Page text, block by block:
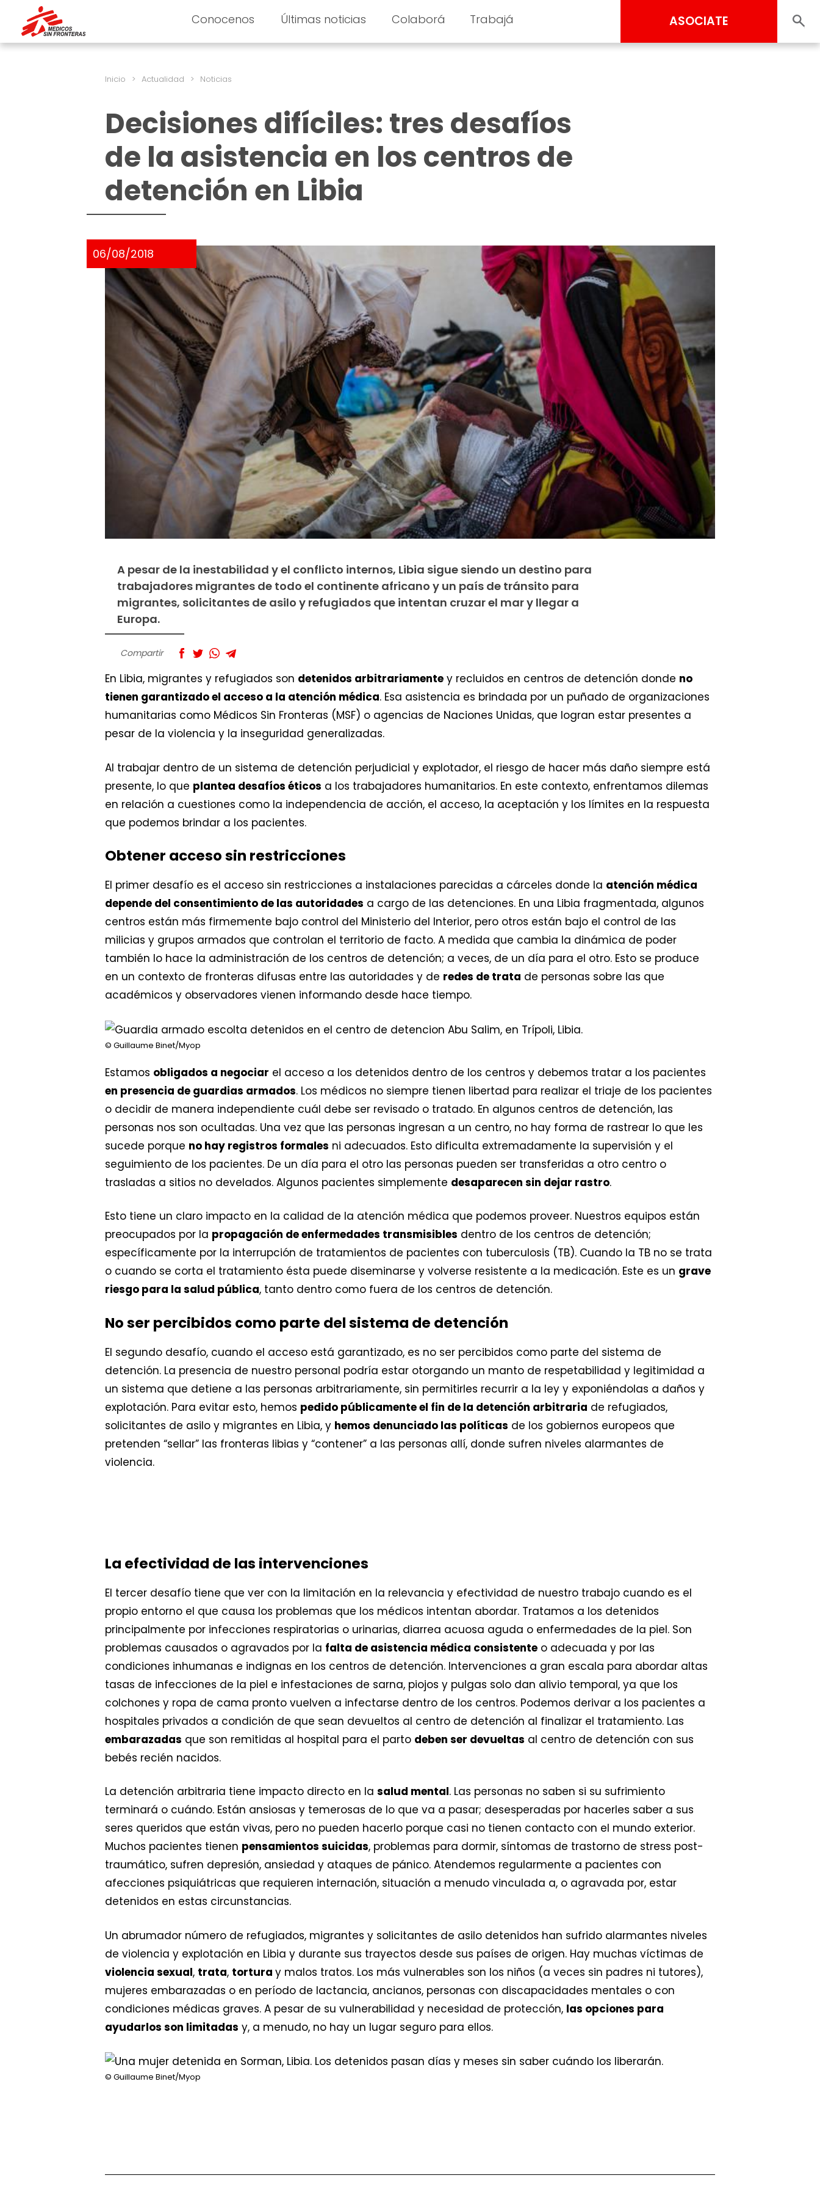
Conocenos Últimas noticias Colaborá Trabajá ASOCIATE
Inicio > Actualidad > Noticias
Decisiones difíciles: tres desafíos
de la asistencia en los centros de
detención en Libia
06/08/2018
A pesar de la inestabilidad y el conflicto internos, Libia sigue siendo un destino para
trabajadores migrantes de todo el continente africano y un país de tránsito para
migrantes, solicitantes de asilo y refugiados que intentan cruzar el mar y llegar a
Europa.
Compartir
En Libia, migrantes y refugiados son detenidos arbitrariamente y recluidos en centros de detención donde no
tienen garantizado el acceso a la atención médica. Esa asistencia es brindada por un puñado de organizaciones
humanitarias como Médicos Sin Fronteras (MSF) o agencias de Naciones Unidas, que logran estar presentes a
pesar de la violencia y la inseguridad generalizadas.
Al trabajar dentro de un sistema de detención perjudicial y explotador, el riesgo de hacer más daño siempre está
presente, lo que plantea desafíos éticos a los trabajadores humanitarios. En este contexto, enfrentamos dilemas
en relación a cuestiones como la independencia de acción, el acceso, la aceptación y los límites en la respuesta
que podemos brindar a los pacientes.
Obtener acceso sin restricciones
El primer desafío es el acceso sin restricciones a instalaciones parecidas a cárceles donde la atención médica
depende del consentimiento de las autoridades a cargo de las detenciones. En una Libia fragmentada, algunos
centros están más firmemente bajo control del Ministerio del Interior, pero otros están bajo el control de las
milicias y grupos armados que controlan el territorio de facto. A medida que cambia la dinámica de poder
también lo hace la administración de los centros de detención; a veces, de un día para el otro. Esto se produce
en un contexto de fronteras difusas entre las autoridades y de redes de trata de personas sobre las que
académicos y observadores vienen informando desde hace tiempo.
© Guillaume Binet/Myop
Estamos obligados a negociar el acceso a los detenidos dentro de los centros y debemos tratar a los pacientes
en presencia de guardias armados. Los médicos no siempre tienen libertad para realizar el triaje de los pacientes
o decidir de manera independiente cuál debe ser revisado o tratado. En algunos centros de detención, las
personas nos son ocultadas. Una vez que las personas ingresan a un centro, no hay forma de rastrear lo que les
sucede porque no hay registros formales ni adecuados. Esto dificulta extremadamente la supervisión y el
seguimiento de los pacientes. De un día para el otro las personas pueden ser transferidas a otro centro o
trasladas a sitios no develados. Algunos pacientes simplemente desaparecen sin dejar rastro.
Esto tiene un claro impacto en la calidad de la atención médica que podemos proveer. Nuestros equipos están
preocupados por la propagación de enfermedades transmisibles dentro de los centros de detención;
específicamente por la interrupción de tratamientos de pacientes con tuberculosis (TB). Cuando la TB no se trata
o cuando se corta el tratamiento ésta puede diseminarse y volverse resistente a la medicación. Este es un grave
riesgo para la salud pública, tanto dentro como fuera de los centros de detención.
No ser percibidos como parte del sistema de detención
El segundo desafío, cuando el acceso está garantizado, es no ser percibidos como parte del sistema de
detención. La presencia de nuestro personal podría estar otorgando un manto de respetabilidad y legitimidad a
un sistema que detiene a las personas arbitrariamente, sin permitirles recurrir a la ley y exponiéndolas a daños y
explotación. Para evitar esto, hemos pedido públicamente el fin de la detención arbitraria de refugiados,
solicitantes de asilo y migrantes en Libia, y hemos denunciado las políticas de los gobiernos europeos que
pretenden “sellar” las fronteras libias y “contener” a las personas allí, donde sufren niveles alarmantes de
violencia.
La efectividad de las intervenciones
El tercer desafío tiene que ver con la limitación en la relevancia y efectividad de nuestro trabajo cuando es el
propio entorno el que causa los problemas que los médicos intentan abordar. Tratamos a los detenidos
principalmente por infecciones respiratorias o urinarias, diarrea acuosa aguda o enfermedades de la piel. Son
problemas causados o agravados por la falta de asistencia médica consistente o adecuada y por las
condiciones inhumanas e indignas en los centros de detención. Intervenciones a gran escala para abordar altas
tasas de infecciones de la piel e infestaciones de sarna, piojos y pulgas solo dan alivio temporal, ya que los
colchones y ropa de cama pronto vuelven a infectarse dentro de los centros. Podemos derivar a los pacientes a
hospitales privados a condición de que sean devueltos al centro de detención al finalizar el tratamiento. Las
embarazadas que son remitidas al hospital para el parto deben ser devueltas al centro de detención con sus
bebés recién nacidos.
La detención arbitraria tiene impacto directo en la salud mental. Las personas no saben si su sufrimiento
terminará o cuándo. Están ansiosas y temerosas de lo que va a pasar; desesperadas por hacerles saber a sus
seres queridos que están vivas, pero no pueden hacerlo porque casi no tienen contacto con el mundo exterior.
Muchos pacientes tienen pensamientos suicidas, problemas para dormir, síntomas de trastorno de stress post-
traumático, sufren depresión, ansiedad y ataques de pánico. Atendemos regularmente a pacientes con
afecciones psiquiátricas que requieren internación, situación a menudo vinculada a, o agravada por, estar
detenidos en estas circunstancias.
Un abrumador número de refugiados, migrantes y solicitantes de asilo detenidos han sufrido alarmantes niveles
de violencia y explotación en Libia y durante sus trayectos desde sus países de origen. Hay muchas víctimas de
violencia sexual, trata, tortura y malos tratos. Los más vulnerables son los niños (a veces sin padres ni tutores),
mujeres embarazadas o en período de lactancia, ancianos, personas con discapacidades mentales o con
condiciones médicas graves. A pesar de su vulnerabilidad y necesidad de protección, las opciones para
ayudarlos son limitadas y, a menudo, no hay un lugar seguro para ellos.
© Guillaume Binet/Myop